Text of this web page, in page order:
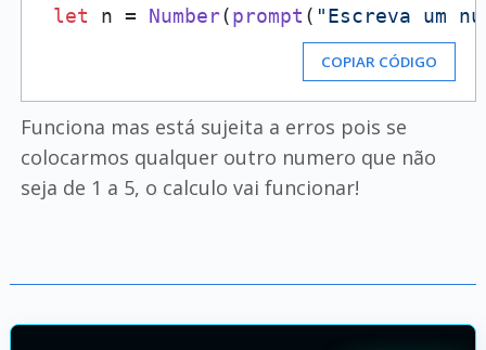
let n = Number(prompt ( "Escreva um
COPIAR CÓDIGO
Funciona mas está sujeita a erros pois se
colocarmos qualquer outro numero que não
seja de 1 a 5, o calculo vai funcionar!